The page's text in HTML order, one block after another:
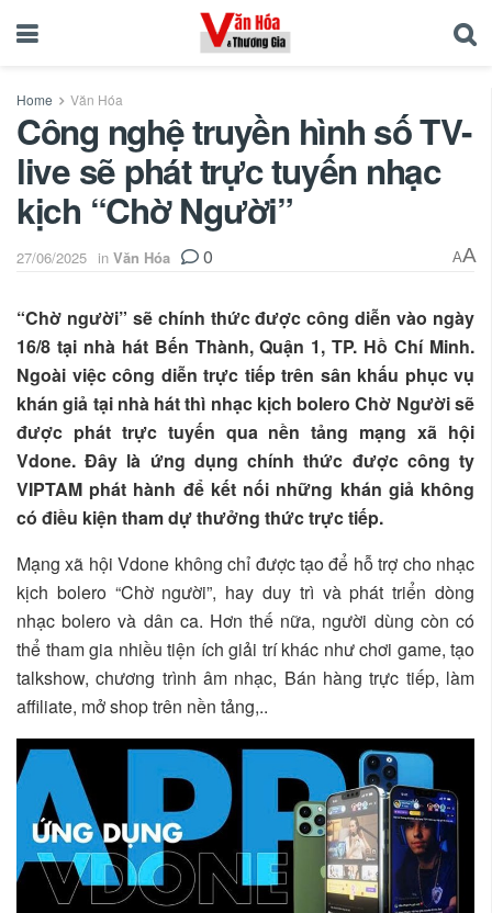
Home Văn Hóa
Công nghệ truyền hình số TV-
live sẽ phát trực tuyến nhạc
kịch “Chờ Người”
27/06/2025 in Văn Hóa 0 AA
“Chờ người” sẽ chính thức được công diễn vào ngày
16/8 tại nhà hát Bến Thành, Quận 1, TP. Hồ Chí Minh.
Ngoài việc công diễn trực tiếp trên sân khấu phục vụ
khán giả tại nhà hát thì nhạc kịch bolero Chờ Người sẽ
được phát trực tuyến qua nền tảng mạng xã hội
Vdone. Đây là ứng dụng chính thức được công ty
VIPTAM phát hành để kết nối những khán giả không
có điều kiện tham dự thưởng thức trực tiếp.
Mạng xã hội Vdone không chỉ được tạo để hỗ trợ cho nhạc
kịch bolero “Chờ người”, hay duy trì và phát triển dòng
nhạc bolero và dân ca. Hơn thế nữa, người dùng còn có
thể tham gia nhiều tiện ích giải trí khác như chơi game, tạo
talkshow, chương trình âm nhạc, Bán hàng trực tiếp, làm
affiliate, mở shop trên nền tảng,..